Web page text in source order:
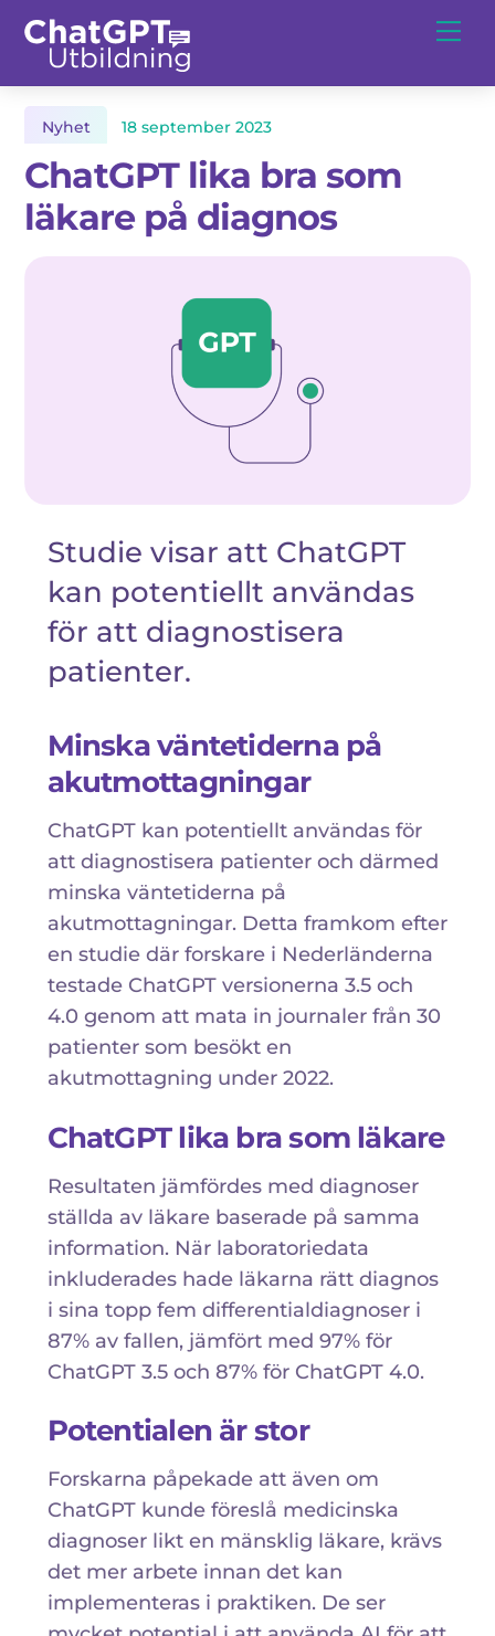
Skip
content
Nyhet 18 september 2023
ChatGPT lika bra som
läkare på diagnos
Studie visar att ChatGPT
kan potentiellt användas
för att diagnostisera
patienter.
Minska väntetiderna på
akutmottagningar
ChatGPT kan potentiellt användas för
att diagnostisera patienter och därmed
minska väntetiderna på
akutmottagningar. Detta framkom efter
en studie där forskare i Nederländerna
testade ChatGPT versionerna 3.5 och
4.0 genom att mata in journaler från 30
patienter som besökt en
akutmottagning under 2022.
ChatGPT lika bra som läkare
Resultaten jämfördes med diagnoser
ställda av läkare baserade på samma
information. När laboratoriedata
inkluderades hade läkarna rätt diagnos
i sina topp fem differentialdiagnoser i
87% av fallen, jämfört med 97% för
ChatGPT 3.5 och 87% för ChatGPT 4.0.
Potentialen är stor
Forskarna påpekade att även om
ChatGPT kunde föreslå medicinska
diagnoser likt en mänsklig läkare, krävs
det mer arbete innan det kan
implementeras i praktiken. De ser